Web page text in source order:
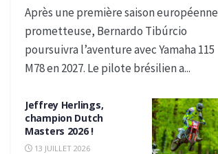
Après une première saison européenne
prometteuse, Bernardo Tibúrcio
poursuivra l’aventure avec Yamaha 115
M78 en 2027. Le pilote brésilien a...
Jeffrey Herlings,
champion Dutch
Masters 2026 !
13 JUILLET 2026